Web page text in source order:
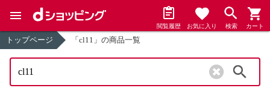
閲覧履歴 お気に入り 検索 カート
トップページ 「cl11」の商品一覧